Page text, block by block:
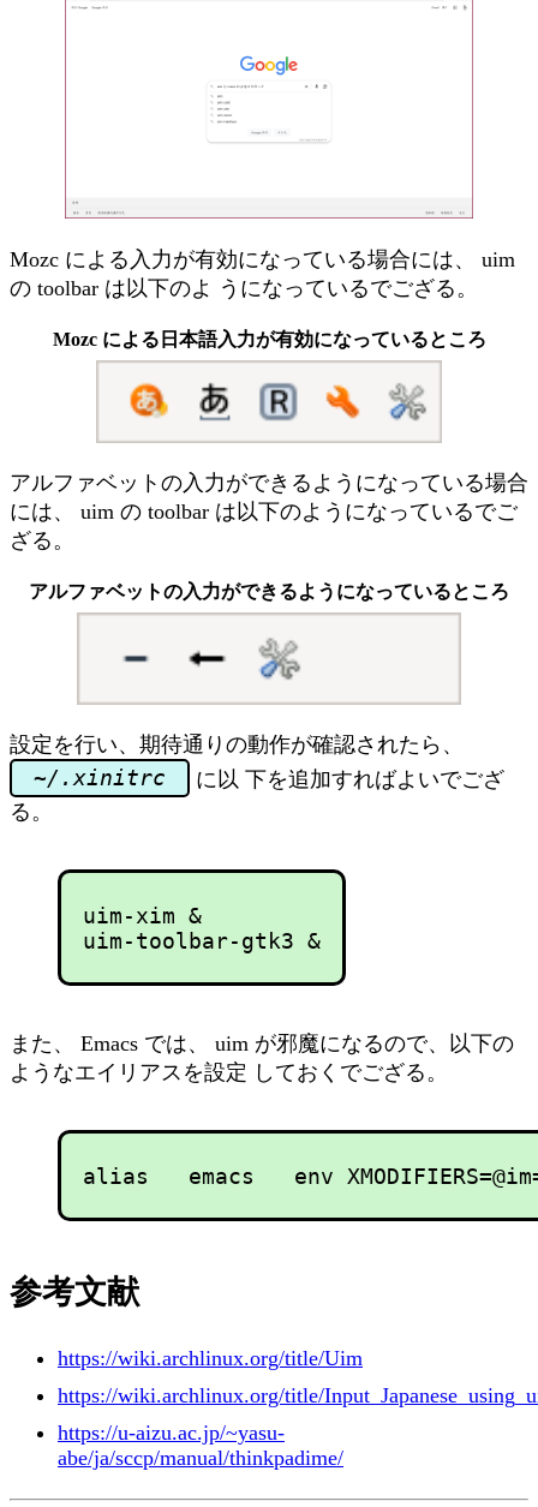
Mozc による入力が有効になっている場合には、 uim
の toolbar は以下のよ うになっているでござる。
Mozc による日本語入力が有効になっているところ
アルファベットの入力ができるようになっている場合
には、 uim の toolbar は以下のようになっているでご
ざる。
アルファベットの入力ができるようになっているところ
設定を行い、期待通りの動作が確認されたら、
~/.xinitrc
に以 下を追加すればよいでござ
る。
uim-xim &
また、 Emacs では、 uim が邪魔になるので、以下の
ようなエイリアスを設定 しておくでござる。
参考文献
https://wiki.archlinux.org/title/Uim
https://wiki.archlinux.org/title/
https://u-aizu.ac.jp/~yasu-
abe/ja/sccp/manual/thinkpadime/